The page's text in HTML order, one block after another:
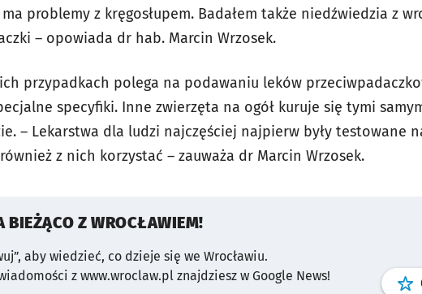
problemy z kręgosłupem. Badałem także niedźwiedzia z
– opowiada dr hab. Marcin Wrzosek.
przypadkach polega na podawaniu leków
specyfiki. Inne zwierzęta na ogół kuruje się tymi
– Lekarstwa dla ludzi najczęściej najpierw były testowane
z nich korzystać – zauważa dr Marcin Wrzosek.
BIEŻĄCO Z WROCŁAWIEM!
aby wiedzieć, co dzieje się we Wrocławiu.
z www.wroclaw.pl znajdziesz w Google News!